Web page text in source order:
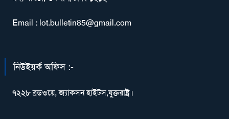
Email : lot.bulletin85@gmail.com
নিউইয়র্ক অফিস :-
৭২২৮ ব্রডওয়ে, জ্যাকসন হাইটস,যুক্তরাষ্ট্র।